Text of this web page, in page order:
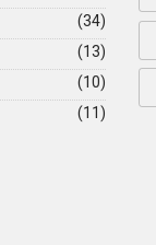
(34)
(13)
(10)
(11)